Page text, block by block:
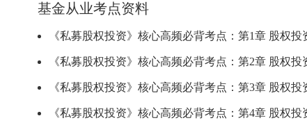
基金从业考点资料
《私募股权投资》核心高频必背考点：第1章 股权投
《私募股权投资》核心高频必背考点：第2章 股权投
《私募股权投资》核心高频必背考点：第3章 股权投
《私募股权投资》核心高频必背考点：第4章 股权投